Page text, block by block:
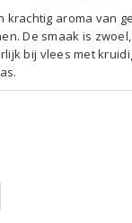
krachtig aroma van
De smaak is
bij vlees met